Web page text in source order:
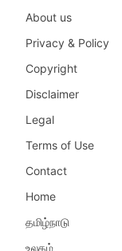
About us
Privacy & Policy
Copyright
Disclaimer
Legal
Terms of Use
Contact
Home
தமிழ்நாடு
உலகம்